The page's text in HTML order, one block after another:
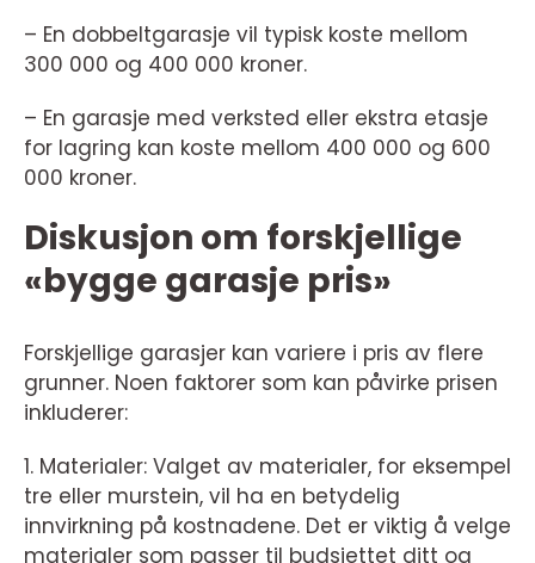
– En dobbeltgarasje vil typisk koste mellom
300 000 og 400 000 kroner.
– En garasje med verksted eller ekstra etasje
for lagring kan koste mellom 400 000 og 600
000 kroner.
Diskusjon om forskjellige
«bygge garasje pris»
Forskjellige garasjer kan variere i pris av flere
grunner. Noen faktorer som kan påvirke prisen
inkluderer:
1. Materialer: Valget av materialer, for eksempel
tre eller murstein, vil ha en betydelig
innvirkning på kostnadene. Det er viktig å velge
materialer som passer til budsjettet ditt og